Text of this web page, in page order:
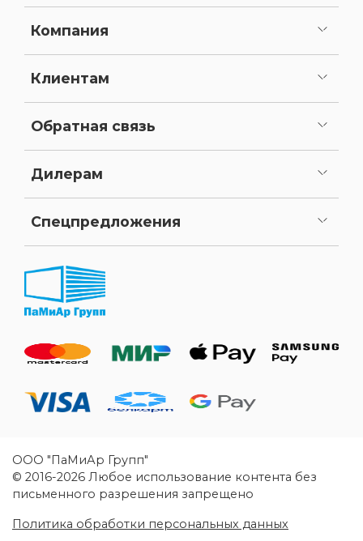
Компания
О нас
Портфолио
Вакансии
Сертификаты и лицензии
Реквизиты
Клиентам
Сервисное обслуживание
Как сделать заказ
Оплата
Доставка
Статьи
Карта сайта
Обратная связь
Задать вопрос
Предложить доработку
Дилерам
Как стать нашим дилером
Личный кабинет
Спецпредложения
Уценка
ООО "ПаМиАр Групп"
© 2016-2026 Любое использование контента без
письменного разрешения запрещено
Политика обработки персональных данных